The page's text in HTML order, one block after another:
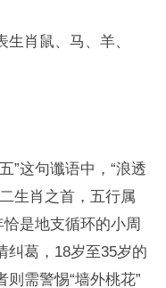
肖鼠、马、羊、
”这句谶语中，“浪透
生肖之首，五行属
是地支循环的小周
纠葛，18岁至35岁的
需警惕“墙外桃花”